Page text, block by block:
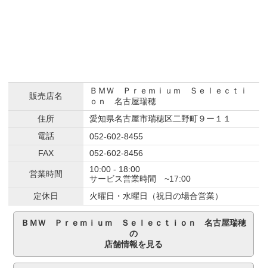
販売店名
ＢＭＷ Ｐｒｅｍｉｕｍ Ｓｅｌｅｃｔｉ
ｏｎ 名古屋瑞穂
住所
愛知県名古屋市瑞穂区二野町９ー１１
電話
052-602-8455
FAX
052-602-8456
営業時間
10:00 - 18:00
サービス営業時間 ~17:00
定休日
火曜日・水曜日（祝日の場合営業）
ＢＭＷ Ｐｒｅｍｉｕｍ Ｓｅｌｅｃｔｉｏｎ 名古屋瑞穂
の
店舗情報を見る